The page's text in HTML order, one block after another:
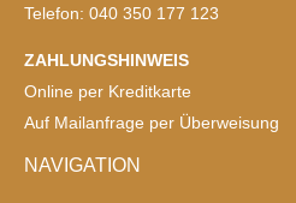
Telefon: 040 350 177 123
ZAHLUNGSHINWEIS
Online per Kreditkarte
Auf Mailanfrage per Überweisung
NAVIGATION